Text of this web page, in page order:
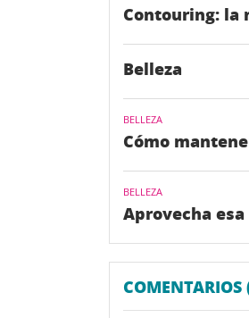
Contouring: la
Belleza
BELLEZA
Cómo
BELLEZA
Aprovecha
COMENTARIOS